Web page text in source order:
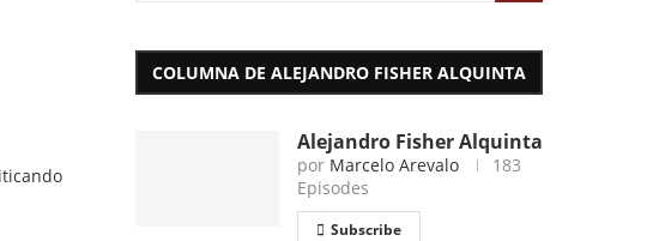
COLUMNA DE ALEJANDRO FISHER ALQUINTA
Alejandro Fisher Alquinta
por Marcelo Arevalo
183
Episodes
Subscribe